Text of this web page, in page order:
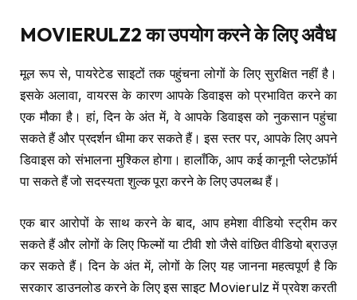
MOVIERULZ2का उपयोग करने के लिए अवैध
मूल रूप से, पायरेटेड साइटों तक पहुंचना लोगों के लिए सुरक्षित नहीं है।
इसके अलावा, वायरस के कारण आपके डिवाइस को प्रभावित करने का
एक मौका है। हां, दिन के अंत में, वे आपके डिवाइस को नुकसान पहुंचा
सकते हैं और प्रदर्शन धीमा कर सकते हैं। इस स्तर पर, आपके लिए अपने
डिवाइस को संभालना मुश्किल होगा। हालाँकि, आप कई कानूनी प्लेटफ़ॉर्म
पा सकते हैं जो सदस्यता शुल्क पूरा करने के लिए उपलब्ध हैं।
एक बार आरोपों के साथ करने के बाद, आप हमेशा वीडियो स्ट्रीम कर
सकते हैं और लोगों के लिए फिल्मों या टीवी शो जैसे वांछित वीडियो ब्राउज़
कर सकते हैं। दिन के अंत में, लोगों के लिए यह जानना महत्वपूर्ण है कि
सरकार डाउनलोड करने के लिए इस साइट Movierulz में प्रवेश करती